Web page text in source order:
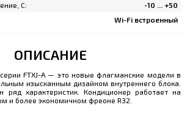
C:
-10 ... +50
Wi-Fi встроенный
ОПИСАНИЕ
FTXJ-A — это новые флагманские модели в
изысканным дизайном внутреннего блока.
ряд характеристик. Кондиционер работает на
и более экономичном фреоне R32.